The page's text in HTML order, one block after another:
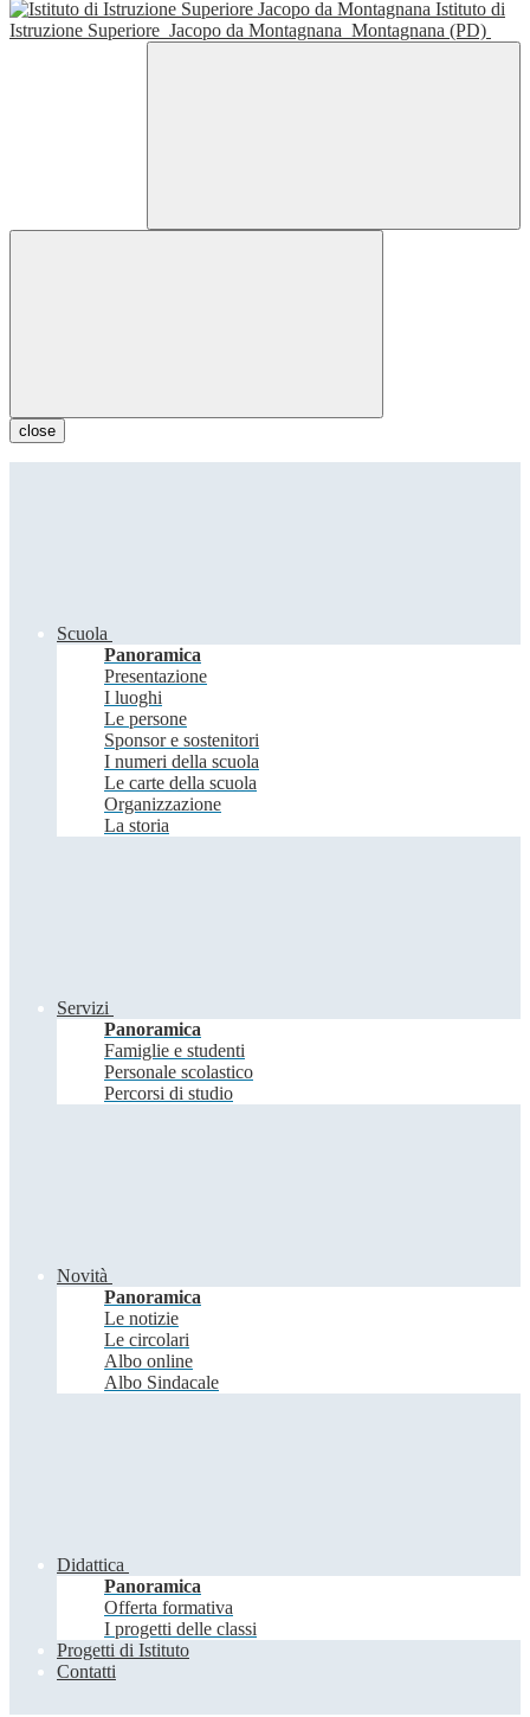
Istituto di
Istruzione Superiore Jacopo da Montagnana Montagnana (PD)
close
Scuola
Panoramica
Presentazione
I luoghi
Le persone
Sponsor e sostenitori
I numeri della scuola
Le carte della scuola
Organizzazione
La storia
Servizi
Panoramica
Famiglie e studenti
Personale scolastico
Percorsi di studio
Novità
Panoramica
Le notizie
Le circolari
Albo online
Albo Sindacale
Didattica
Panoramica
Offerta formativa
I progetti delle classi
Progetti di Istituto
Contatti